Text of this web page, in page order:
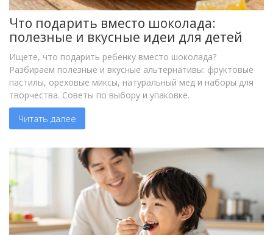
Что подарить вместо шоколада:
полезные и вкусные идеи для детей
Ищете, что подарить ребенку вместо шоколада?
Разбираем полезные и вкусные альтернативы: фруктовые
пастилы, ореховые миксы, натуральный мед и наборы для
творчества. Советы по выбору и упаковке.
Читать далее